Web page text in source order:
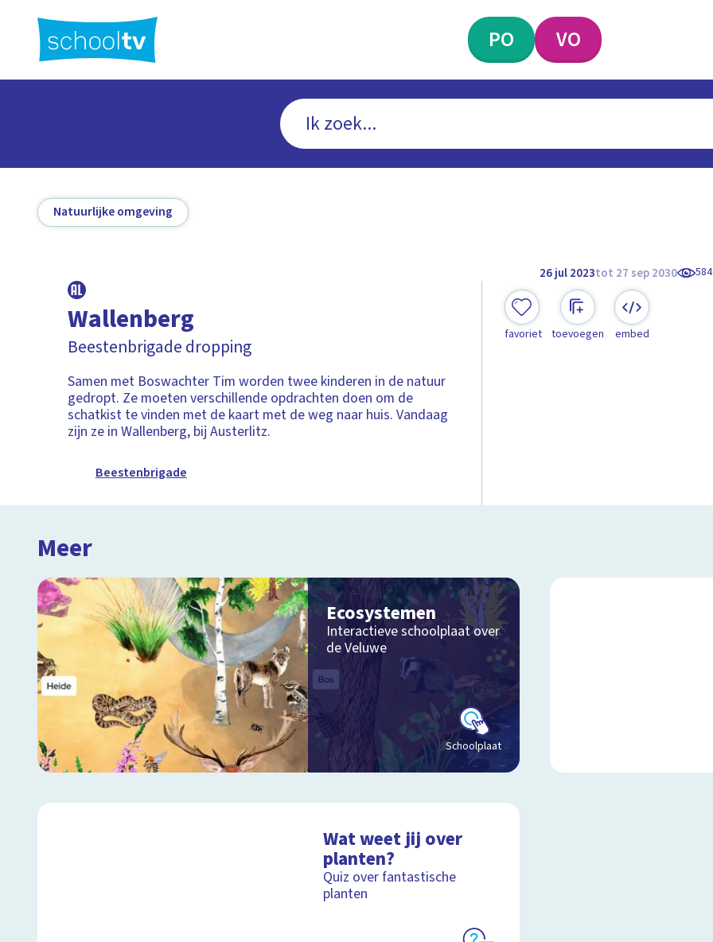
hoofdinhoud
PO VO
Natuurlijke omgeving
26 jul 2023tot 27 sep 2030 584
Wallenberg
Beestenbrigade dropping
Samen met Boswachter Tim worden twee kinderen in de natuur
gedropt. Ze moeten verschillende opdrachten doen om de
schatkist te vinden met de kaart met de weg naar huis. Vandaag
zijn ze in Wallenberg, bij Austerlitz.
Beestenbrigade
favoriet toevoegen embed
Meer
Ecosystemen
Interactieve schoolplaat over
de Veluwe
Schoolplaat
Wat weet jij over
planten?
Quiz over fantastische
planten